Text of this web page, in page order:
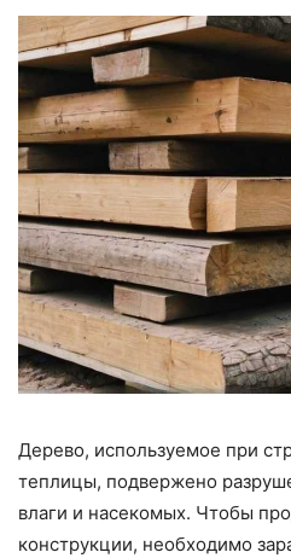
Дерево, используемое при
теплицы, подвержено
влаги и насекомых. Чтобы
конструкции, необходимо